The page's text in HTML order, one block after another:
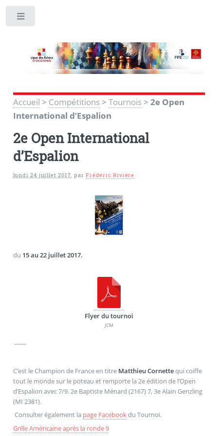
Accueil > Compétitions> Tournois> 2e Open
International d’Espalion
2e Open International
d’Espalion
lundi 24 juillet 2017,parFrédéric Rivière
du 15 au 22 juillet 2017.
Flyer du tournoi
JCM
------
C’est le Champion de France en titre Matthieu Cornettequi coiffe
tout le monde sur le poteau et remporte la 2e édition de l’Open
d’Espalion avec 7/9. 2e Baptiste Ménard (2167) 7, 3e Alain Genzling
(MI 2381).
Consulter également la page Facebookdu Tournoi.
Grille Américaine après la ronde 9